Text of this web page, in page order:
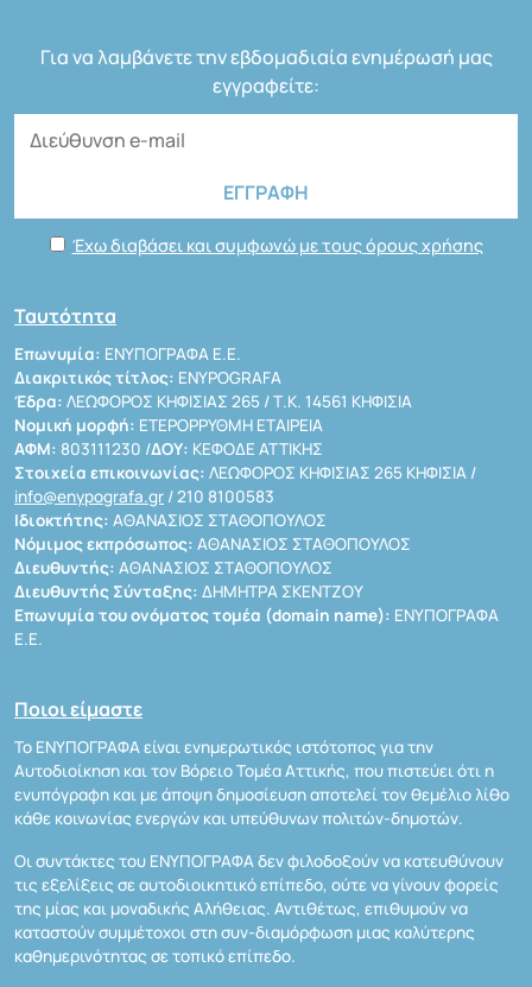
Για να λαμβάνετε την εβδομαδιαία ενημέρωσή μας
εγγραφείτε:
Έχω διαβάσει και συμφωνώ με τους όρους χρήσης
Ταυτότητα
Επωνυμία: ΕΝΥΠΟΓΡΑΦΑ Ε.Ε.
Διακριτικός τίτλος: ENYPOGRAFA
Έδρα: ΛΕΩΦΟΡΟΣ ΚΗΦΙΣΙΑΣ 265 / Τ.Κ. 14561 ΚΗΦΙΣΙΑ
Νομική μορφή: ΕΤΕΡΟΡΡΥΘΜΗ ΕΤΑΙΡΕΙΑ
ΑΦΜ: 803111230 /ΔΟΥ: ΚΕΦΟΔΕ ΑΤΤΙΚΗΣ
Στοιχεία επικοινωνίας: ΛΕΩΦΟΡΟΣ ΚΗΦΙΣΙΑΣ 265 ΚΗΦΙΣΙΑ /
info@enypografa.gr / 210 8100583
Ιδιοκτήτης: ΑΘΑΝΑΣΙΟΣ ΣΤΑΘΟΠΟΥΛΟΣ
Νόμιμος εκπρόσωπος: ΑΘΑΝΑΣΙΟΣ ΣΤΑΘΟΠΟΥΛΟΣ
Διευθυντής: ΑΘΑΝΑΣΙΟΣ ΣΤΑΘΟΠΟΥΛΟΣ
Διευθυντής Σύνταξης: ΔΗΜΗΤΡΑ ΣΚΕΝΤΖΟΥ
Επωνυμία του ονόματος τομέα (domain name): ΕΝΥΠΟΓΡΑΦΑ
Ε.Ε.
Ποιοι είμαστε
Το ΕΝΥΠΟΓΡΑΦΑ είναι ενημερωτικός ιστότοπος για την
Αυτοδιοίκηση και τον Βόρειο Τομέα Αττικής, που πιστεύει ότι η
ενυπόγραφη και με άποψη δημοσίευση αποτελεί τον θεμέλιο λίθο
κάθε κοινωνίας ενεργών και υπεύθυνων πολιτών-δημοτών.
Οι συντάκτες του ΕΝΥΠΟΓΡΑΦΑ δεν φιλοδοξούν να κατευθύνουν
τις εξελίξεις σε αυτοδιοικητικό επίπεδο, ούτε να γίνουν φορείς
της μίας και μοναδικής Αλήθειας. Αντιθέτως, επιθυμούν να
καταστούν συμμέτοχοι στη συν-διαμόρφωση μιας καλύτερης
καθημερινότητας σε τοπικό επίπεδο.